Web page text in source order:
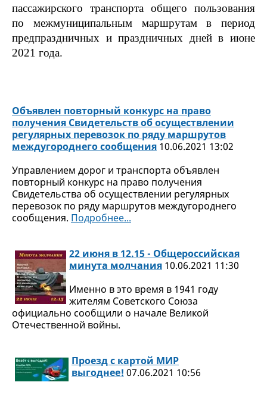
пассажирского транспорта общего пользования
по межмуниципальным маршрутам в период
предпраздничных и праздничных дней в июне
2021 года.
Объявлен повторный конкурс на право
получения Свидетельств об осуществлении
регулярных перевозок по ряду маршрутов
междугороднего сообщения 10.06.2021 13:02
Управлением дорог и транспорта объявлен
повторный конкурс на право получения
Свидетельства об осуществлении регулярных
перевозок по ряду маршрутов междугороднего
сообщения. Подробнее...
22 июня в 12.15 - Общероссийская
минута молчания 10.06.2021 11:30
Именно в это время в 1941 году
жителям Советского Союза
официально сообщили о начале Великой
Отечественной войны.
Проезд с картой МИР
выгоднее! 07.06.2021 10:56